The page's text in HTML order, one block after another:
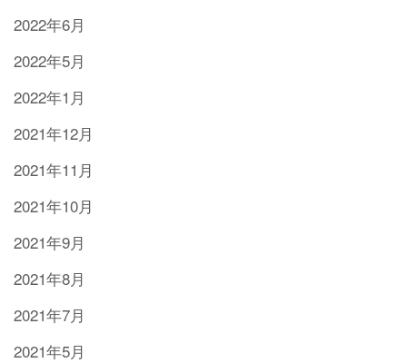
2022年6月
2022年5月
2022年1月
2021年12月
2021年11月
2021年10月
2021年9月
2021年8月
2021年7月
2021年5月